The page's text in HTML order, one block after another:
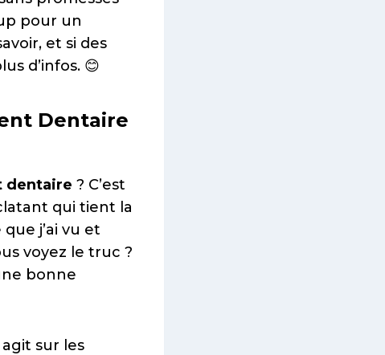
pour un
et si des
d’infos. 😊
Dentaire
dentaire ? C’est
qui tient la
j’ai vu et
voyez le truc ?
bonne
sur les